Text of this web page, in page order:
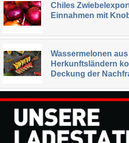
Chiles
Einnahmen mit
Wassermelonen
Herkunftsländern
Deckung der